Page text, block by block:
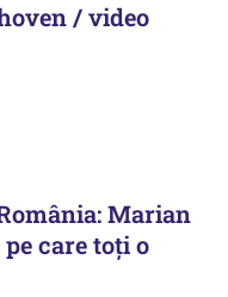
/ video
Marian
care toți o